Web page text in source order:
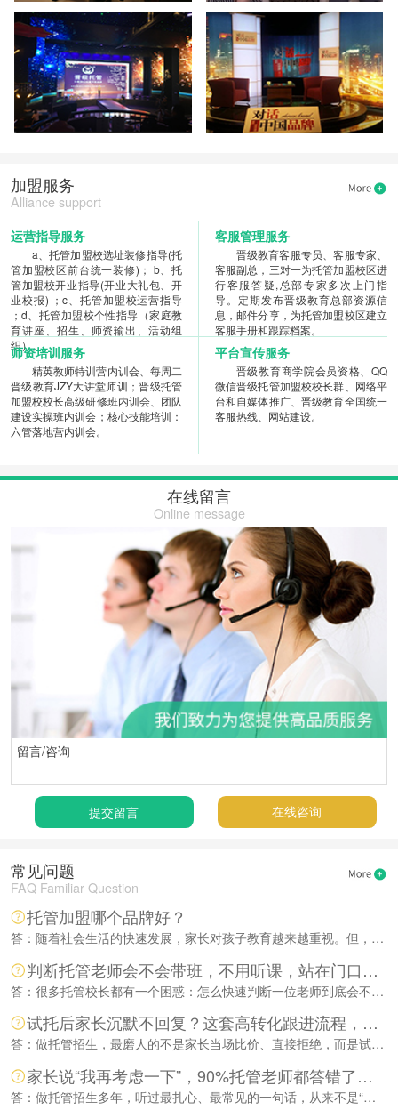
加盟服务
Alliance support
运营指导服务
a、托管加盟校选址装修指导(托
管加盟校区前台统一装修)； b、托
管加盟校开业指导(开业大礼包、开
业校报) ；c、托管加盟校运营指导
；d、托管加盟校个性指导（家庭教
育讲座、招生、师资输出、活动组
织）。
客服管理服务
晋级教育客服专员、客服专家、
客服副总，三对一为托管加盟校区进
行客服答疑,总部专家多次上门指
导。定期发布晋级教育总部资源信
息，邮件分享，为托管加盟校区建立
客服手册和跟踪档案。
师资培训服务
精英教师特训营内训会、每周二
晋级教育JZY大讲堂师训；晋级托管
加盟校校长高级研修班内训会、团队
建设实操班内训会；核心技能培训：
六管落地营内训会。
平台宣传服务
晋级教育商学院会员资格、QQ
微信晋级托管加盟校校长群、网络平
台和自媒体推广、晋级教育全国统一
客服热线、网站建设。
在线留言
Online message
在线咨询
常见问题
FAQ Familiar Question
托管加盟哪个品牌好？
答：随着社会生活的快速发展，家长对孩子教育越来越重视。但，很多家长工作繁忙，并没有太多的时间陪伴和教育孩子。如何能够让孩子多锻炼，在玩耍中学习，给孩子报名一个托管学校就是不错的选择。
判断托管老师会不会带班，不用听课，站在门口看一眼就懂
答：很多托管校长都有一个困惑：怎么快速判断一位老师到底会不会带班、能不能带好班？其实根本不用长时间听课、不用观察一周，更不用等家长反馈...
试托后家长沉默不回复？这套高转化跟进流程，告别内耗丢单
答：做托管招生，最磨人的不是家长当场比价、直接拒绝，而是试托体验一切顺利，孩子全程开心适应，家长态度温和有礼，试完却彻底失联。微信发消...
家长说“我再考虑一下”，90%托管老师都答错了！零反感逼单话术，直接套用
答：做托管招生多年，听过最扎心、最常见的一句话，从来不是“太贵了”“不需要”，而是轻飘飘的一句：“我再考虑一下。”绝大多数前台、咨询师...